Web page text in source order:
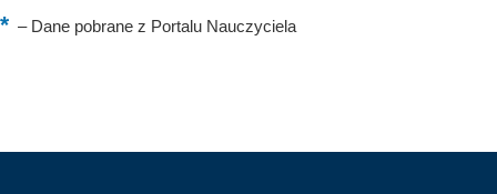
–Dane pobrane z Portalu Nauczyciela